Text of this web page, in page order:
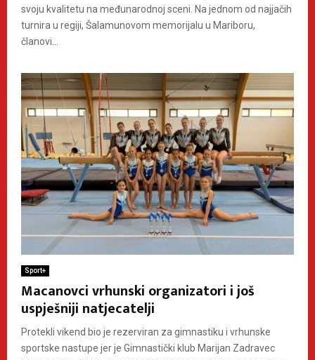
svoju kvalitetu na međunarodnoj sceni. Na jednom od najjačih
turnira u regiji, Šalamunovom memorijalu u Mariboru,
članovi...
Sport+
Macanovci vrhunski organizatori i još
uspješniji natjecatelji
Protekli vikend bio je rezerviran za gimnastiku i vrhunske
sportske nastupe jer je Gimnastički klub Marijan Zadravec